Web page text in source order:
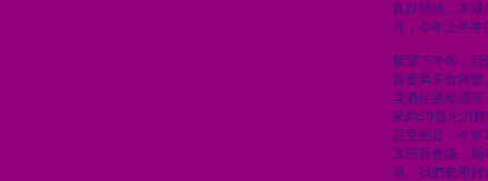
良好勢頭，本
月，今年上半
展望下半年，
貿發局美食博
美酒佳餚巡禮
來約59億元消
留意的是，今
政部長會議，屆
港。我們會用好